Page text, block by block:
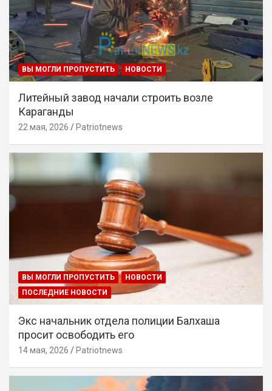
ВЫ МОГЛИ ПРОПУСТИТЬ НОВОСТИ
Литейный завод начали строить возле
Караганды
22 мая, 2026 Patriotnews
ВЫ МОГЛИ ПРОПУСТИТЬ
НОВОСТИ
ПОСЛЕДНИЕ НОВОСТИ
Экс начальник отдела полиции Балхаша
просит освободить его
14 мая, 2026 Patriotnews